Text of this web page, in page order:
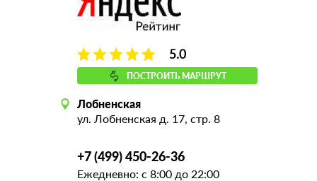
5.0
ПОСТРОИТЬ МАРШРУТ
Лобненская
ул. Лобненская д. 17, стр. 8
+7 (499) 450-26-36
Ежедневно: с 8:00 до 22:00